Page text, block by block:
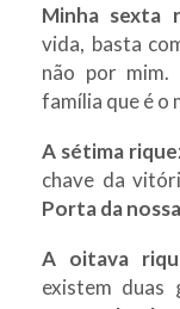
Minha sexta
vida, basta
não por mim.
família que é o
A sétima
chave da
Porta da
A oitava
existem duas